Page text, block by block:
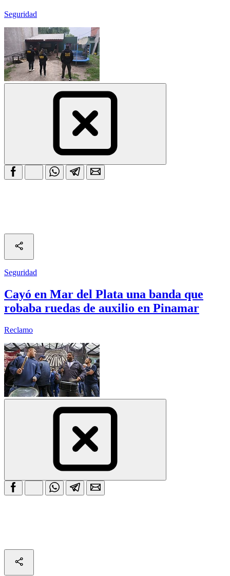
Seguridad
Seguridad
Cayó en Mar del Plata una banda que
robaba ruedas de auxilio en Pinamar
Reclamo